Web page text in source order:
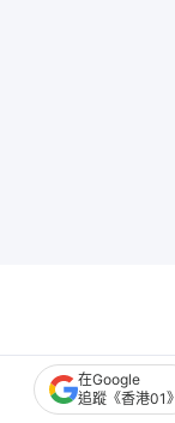
在Google
追蹤《香港01》